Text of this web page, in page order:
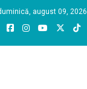
august 09, 2026